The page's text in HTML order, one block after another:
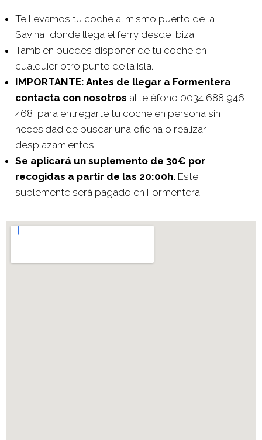
Te llevamos tu coche al mismo puerto de la
Savina, donde llega el ferry desde Ibiza.
También puedes disponer de tu coche en
cualquier otro punto de la isla.
IMPORTANTE: Antes de llegar a Formentera
contacta con nosotros al teléfono 0034 688 946
468 para entregarte tu coche en persona sin
necesidad de buscar una oficina o realizar
desplazamientos.
Se aplicará un suplemento de 30€ por
recogidas a partir de las 20:00h.Este
suplemente será pagado en Formentera.